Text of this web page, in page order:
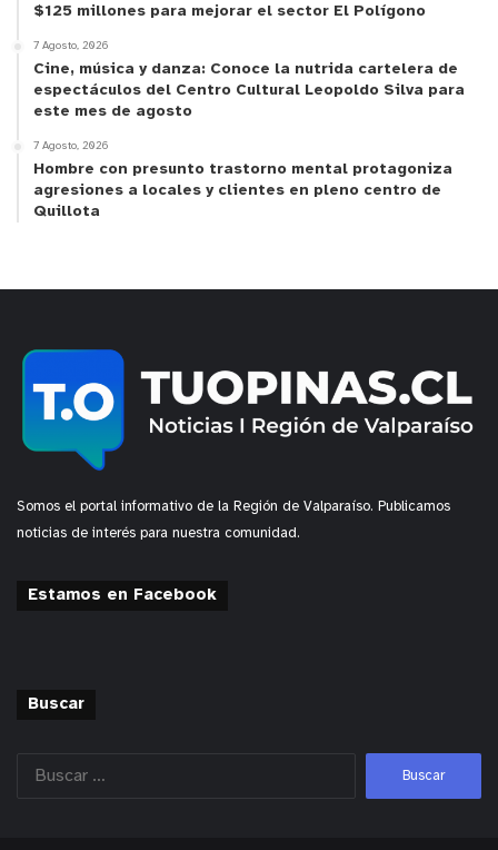
$125 millones para mejorar el sector El Polígono
7 Agosto, 2026
Cine, música y danza: Conoce la nutrida cartelera de
espectáculos del Centro Cultural Leopoldo Silva para
este mes de agosto
7 Agosto, 2026
Hombre con presunto trastorno mental protagoniza
agresiones a locales y clientes en pleno centro de
Quillota
Somos el portal informativo de la Región de Valparaíso. Publicamos
noticias de interés para nuestra comunidad.
Estamos en Facebook
Buscar